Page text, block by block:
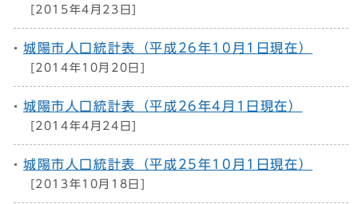
[2015年4月23日]
城陽市人口統計表（平成26年10月1日現在）
[2014年10月20日]
城陽市人口統計表（平成26年4月1日現在）
[2014年4月24日]
城陽市人口統計表（平成25年10月1日現在）
[2013年10月18日]